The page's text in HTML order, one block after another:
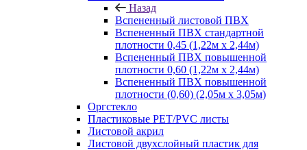
Назад
Вспененный листовой ПВХ
Вспененный ПВХ стандартной
плотности 0,45 (1,22м х 2,44м)
Вспененный ПВХ повышенной
плотности 0,60 (1,22м х 2,44м)
Вспененный ПВХ повышенной
плотности (0,60) (2,05м х 3,05м)
Оргстекло
Пластиковые PET/PVC листы
Листовой акрил
Листовой двухслойный пластик для